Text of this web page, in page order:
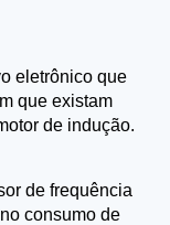
eletrônico que
que existam
de indução.
de frequência
consumo de